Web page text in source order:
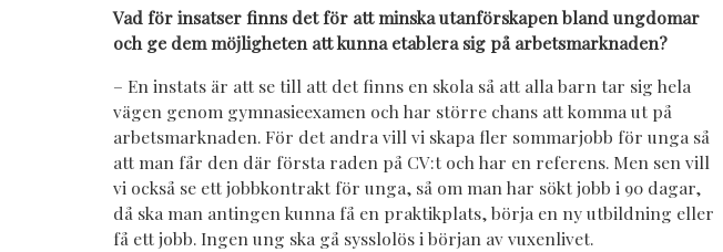
Vad för insatser finns det för att minska utanförskapen bland ungdomar
och ge dem möjligheten att kunna etablera sig på arbetsmarknaden?
– En instats är att se till att det finns en skola så att alla barn tar sig hela
vägen genom gymnasieexamen och har större chans att komma ut på
arbetsmarknaden. För det andra vill vi skapa fler sommarjobb för unga så
att man får den där första raden på CV:t och har en referens. Men sen vill
vi också se ett jobbkontrakt för unga, så om man har sökt jobb i 90 dagar,
då ska man antingen kunna få en praktikplats, börja en ny utbildning eller
få ett jobb. Ingen ung ska gå sysslolös i början av vuxenlivet.